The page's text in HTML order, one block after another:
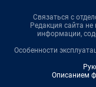
Связаться с
Редакция сайта не
информации,
Особенности
Описанием